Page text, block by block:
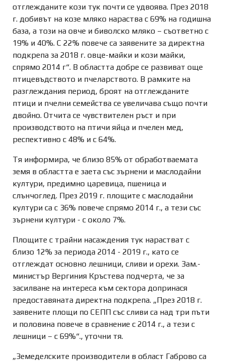
отглежданите кози тук почти се удвоява. През 2018
г. добивът на козе мляко нараства с 69% на годишна
база, а този на овче и биволско мляко – съответно с
19% и 40%. С 22% повече са заявените за директна
подкрепа за 2018 г. овце-майки и кози майки,
спрямо 2014 г“. В областта добре се развиват още
птицевъдството и пчеларството. В рамките на
разглеждания период, броят на отглежданите
птици и пчелни семейства се увеличава също почти
двойно. Отчита се чувствителен ръст и при
производството на птичи яйца и пчелен мед,
респективно с 48% и с 64%.
Тя информира, че близо 85% от обработваемата
земя в областта е заета със зърнени и маслодайни
култури, предимно царевица, пшеница и
слънчоглед. През 2019 г. площите с маслодайни
култури са с 36% повече спрямо 2014 г., а тези със
зърнени култури - с около 7%.
Площите с трайни насаждения тук нарастват с
близо 12% за периода 2014 - 2019 г., като се
отглеждат основно лешници, сливи и орехи. Зам.-
министър Вергиния Кръстева подчерта, че за
засилване на интереса към сектора допринася
предоставяната директна подкрепа. „През 2018 г.
заявените площи по СЕПП със сливи са над три пъти
и половина повече в сравнение с 2014 г., а тези с
лешници – с 69%“., уточни тя.
„Земеделските производители в област Габрово са